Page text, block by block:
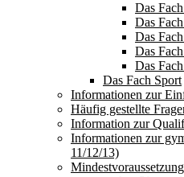
Das
Das
Das
Das
Das
Das Fach Sport
Informationen zur
Häufig gestellte
Information zur
Informationen zur
11/12/13)